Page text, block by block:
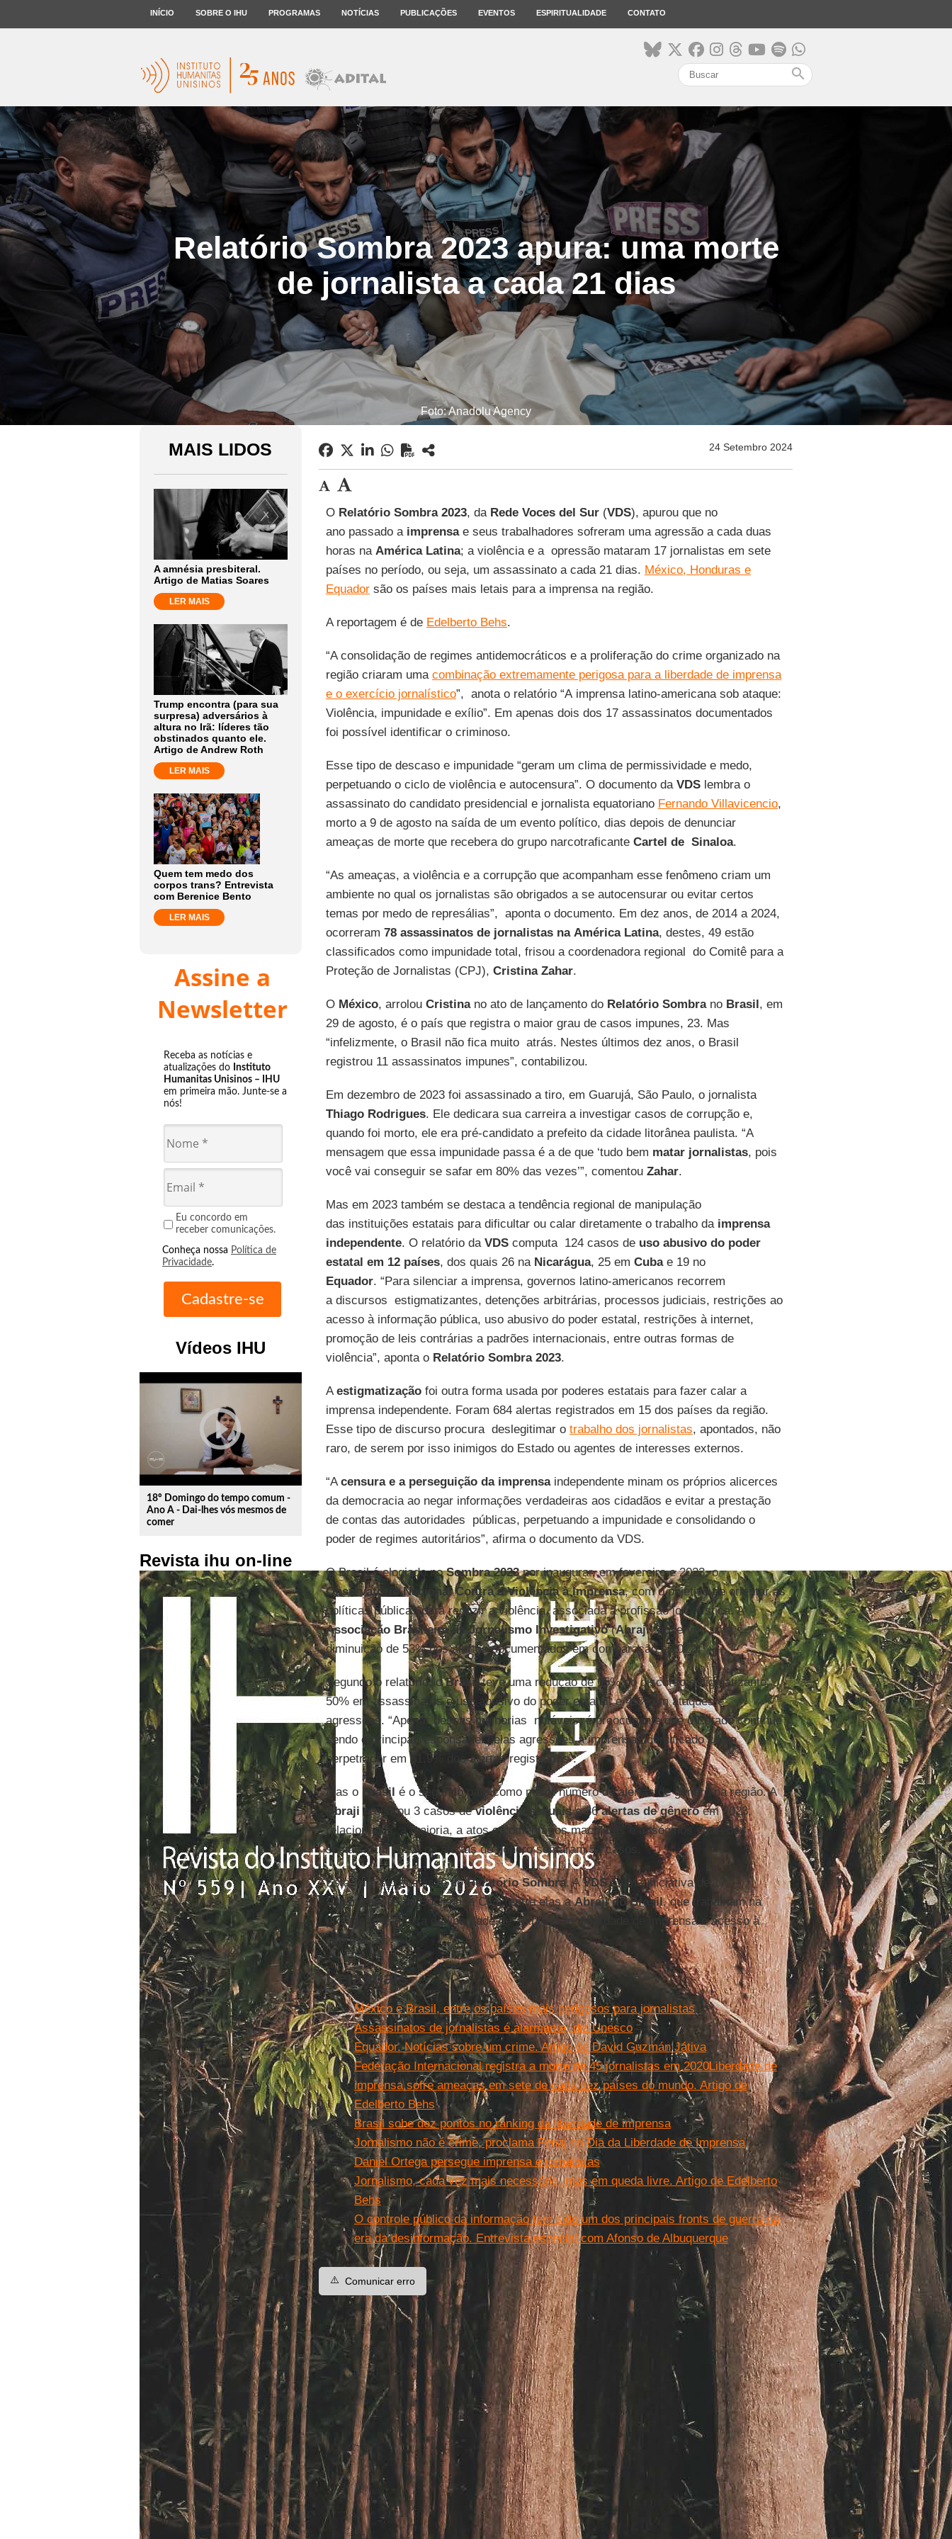
INÍCIO SOBRE O IHU PROGRAMAS NOTÍCIAS PUBLICAÇÕES EVENTOS ESPIRITUALIDADE CONTATO
search
Relatório Sombra 2023 apura: uma morte
de jornalista a cada 21 dias
Foto: Anadolu Agency
MAIS LIDOS
A amnésia presbiteral.
Artigo de Matias Soares
LER MAIS
Trump encontra (para sua
surpresa) adversários à
altura no Irã: líderes tão
obstinados quanto ele.
Artigo de Andrew Roth
LER MAIS
Quem tem medo dos
corpos trans? Entrevista
com Berenice Bento
LER MAIS
Assine a
Newsletter
Receba as notícias e
atualizações do Instituto
Humanitas Unisinos – IHU
em primeira mão. Junte-se a
nós!
Eu concordo em
receber comunicações.
Conheça nossa Política de
Privacidade.
Vídeos IHU
play_circle_outline
18º Domingo do tempo comum -
Ano A - Dai-lhes vós mesmos de
comer
Revista ihu on-line
24 Setembro 2024
O Relatório Sombra 2023, da Rede Voces del Sur(VDS), apurou que no
ano passado a imprensae seus trabalhadores sofreram uma agressão a cada duas
horas na América Latina; a violência e a opressão mataram 17 jornalistas em sete
países no período, ou seja, um assassinato a cada 21 dias. México, Honduras e
Equadorsão os países mais letais para a imprensa na região.
A reportagem é de Edelberto Behs.
“A consolidação de regimes antidemocráticos e a proliferação do crime organizado na
região criaram uma combinação extremamente perigosa para a liberdade de imprensa
e o exercício jornalístico”, anota o relatório “A imprensa latino-americana sob ataque:
Violência, impunidade e exílio”. Em apenas dois dos 17 assassinatos documentados
foi possível identificar o criminoso.
Esse tipo de descaso e impunidade “geram um clima de permissividade e medo,
perpetuando o ciclo de violência e autocensura”. O documento da VDSlembra o
assassinato do candidato presidencial e jornalista equatoriano Fernando Villavicencio,
morto a 9 de agosto na saída de um evento político, dias depois de denunciar
ameaças de morte que recebera do grupo narcotraficante Cartel de Sinaloa.
“As ameaças, a violência e a corrupção que acompanham esse fenômeno criam um
ambiente no qual os jornalistas são obrigados a se autocensurar ou evitar certos
temas por medo de represálias”, aponta o documento. Em dez anos, de 2014 a 2024,
ocorreram 78 assassinatos de jornalistas na América Latina, destes, 49 estão
classificados como impunidade total, frisou a coordenadora regional do Comitê para a
Proteção de Jornalistas (CPJ), Cristina Zahar.
O México, arrolou Cristinano ato de lançamento do Relatório Sombrano Brasil, em
29 de agosto, é o país que registra o maior grau de casos impunes, 23. Mas
“infelizmente, o Brasil não fica muito atrás. Nestes últimos dez anos, o Brasil
registrou 11 assassinatos impunes”, contabilizou.
Em dezembro de 2023 foi assassinado a tiro, em Guarujá, São Paulo, o jornalista
Thiago Rodrigues. Ele dedicara sua carreira a investigar casos de corrupção e,
quando foi morto, ele era pré-candidato a prefeito da cidade litorânea paulista. “A
mensagem que essa impunidade passa é a de que ‘tudo bem matar jornalistas, pois
você vai conseguir se safar em 80% das vezes’”, comentou Zahar.
Mas em 2023 também se destaca a tendência regional de manipulação
das instituições estatais para dificultar ou calar diretamente o trabalho da imprensa
independente. O relatório da VDScomputa 124 casos de uso abusivo do poder
estatal em 12 países, dos quais 26 na Nicarágua, 25 em Cubae 19 no
Equador. “Para silenciar a imprensa, governos latino-americanos recorrem
a discursos estigmatizantes, detenções arbitrárias, processos judiciais, restrições ao
acesso à informação pública, uso abusivo do poder estatal, restrições à internet,
promoção de leis contrárias a padrões internacionais, entre outras formas de
violência”, aponta o Relatório Sombra 2023.
Aestigmatizaçãofoi outra forma usada por poderes estatais para fazer calar a
imprensa independente. Foram 684 alertas registrados em 15 dos países da região.
Esse tipo de discurso procura deslegitimar o trabalho dos jornalistas, apontados, não
raro, de serem por isso inimigos do Estado ou agentes de interesses externos.
“Acensura e a perseguição da imprensaindependente minam os próprios alicerces
da democracia ao negar informações verdadeiras aos cidadãos e evitar a prestação
de contas das autoridades públicas, perpetuando a impunidade e consolidando o
poder de regimes autoritários”, afirma o documento da VDS.
O Brasil é elogiado noSombra 2023por inaugurar, em fevereiro e 2023, o
Observatório Nacional Contra a Violência à Imprensa, com o objetivo de orientar as
políticas públicas para reduzir a violência associada à profissão jornalística. A
Associação Brasileira de Jornalismo Investigativo(Abraji) observou uma
diminuição de 53% nos alertas documentados em comparação a 2022.
Segundo o relatório, oBrasil teve uma redução de 65% no discurso estigmatizante,
50% em assassinatos e uso abusivo do poder estatal, e 45% em ataques e
agressões. “Apesar dessas melhorias notáveis, é preocupante que o Estado continue
sendo o principal responsável pelas agressões à imprensa, identificado como
perpetrador em 51,9% dos alertas registrados”.
Mas o Brasil é o segundo país como maior número de alertas de gênero na região. A
Abraji registrou 3 casos deviolência sexuaise 36alertas de gêneroem 2023,
relacionados, a maioria, a atos e comentários machistas e misóginos em redes
sociais. Em 2022, os alertas de gênero somaram 54 casos.
Esta foi a sexta edição doRelatório Sombra. AVDSé uma iniciativa de 17
Organizações da Sociedade Civil, entre elas aAbraji do Brasil, que trabalham na
promoção e defesa da liberdade de expressão, liberdade de imprensa e acesso à
informação.
Leia mais
México e Brasil, entre os países mais perigosos para jornalistas
Assassinatos de jornalistas é alarmante, diz Unesco
Equador. Notícias sobre um crime. Artigo de David Guzmán Játiva
Federação Internacional registra a morte de 45 jornalistas em 2020Liberdade de
imprensa sofre ameaças em sete de cada dez países do mundo. Artigo de
Edelberto Behs
Brasil sobe dez pontos no ranking da liberdade de imprensa
Jornalismo não é crime, proclama Fenaj no Dia da Liberdade de Imprensa
Daniel Ortega persegue imprensa e jornalistas
Jornalismo, cada vez mais necessário, mas em queda livre. Artigo de Edelberto
Behs
O controle público da informação tem sido um dos principais fronts de guerra na
era da desinformação. Entrevista especial com Afonso de Albuquerque
⚠️ Comunicar erro